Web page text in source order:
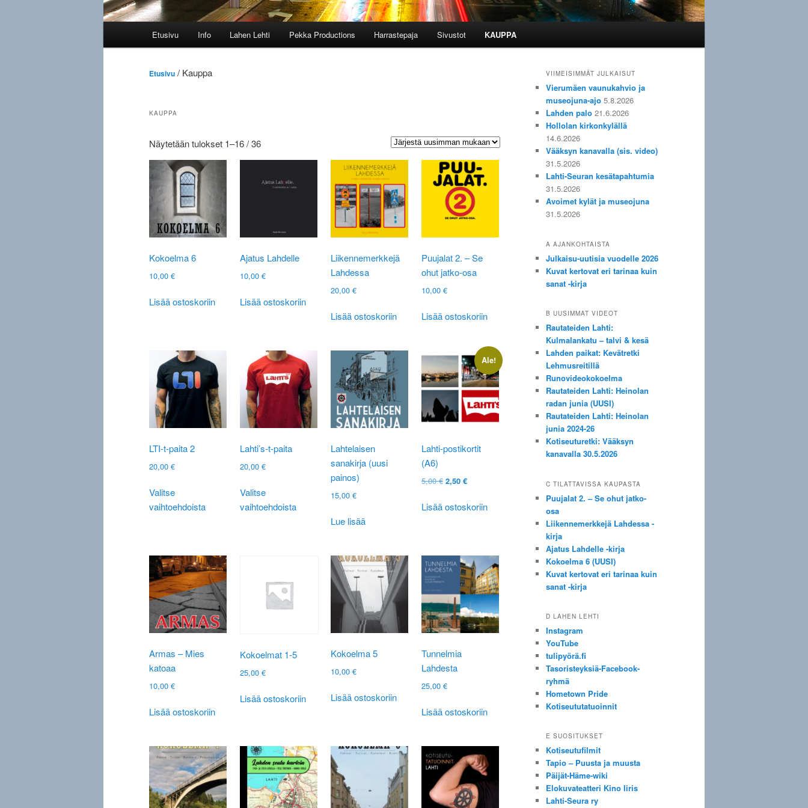
Etusivu Info Lahen Lehti Pekka Productions Harrastepaja Sivustot KAUPPA
Etusivu / Kauppa
KAUPPA
Näytetään tulokset 1–16 / 36Sorted
by
Kokoelma 6
10,00 €
Lisää ostoskoriin
Ajatus Lahdelle
10,00 €
Lisää ostoskoriin
Liikennemerkkejä
Lahdessa
20,00 €
Lisää ostoskoriin
Puujalat 2. – Se
ohut jatko-osa
10,00 €
Lisää ostoskoriin
LTI-t-paita 2
20,00 €
Valitse
vaihtoehdoista
tuotteella
Voit
tehdä
valinnat
tuotteen
sivulla.
Lahti’s-t-paita
20,00 €
Valitse
vaihtoehdoista
Tällä
tuotteella
useampi
Voit
tehdä
valinnat
tuotteen
sivulla.
Lahtelaisen
sanakirja (uusi
painos)
15,00 €
Lue lisää
Ale!
Lahti-postikortit
(A6)
5,00€ Alkuperäinen
oli:
2,50 €Nykyinen
on:
Lisää ostoskoriin
Armas – Mies
katoaa
10,00 €
Lisää ostoskoriin
Kokoelmat 1-5
25,00 €
Lisää ostoskoriin
Kokoelma 5
10,00 €
Lisää ostoskoriin
Tunnelmia
Lahdesta
25,00 €
Lisää ostoskoriin
VIIMEISIMMÄT JULKAISUT
Vierumäen vaunukahvio ja
museojuna-ajo 5.8.2026
Lahden palo 21.6.2026
Hollolan kirkonkylällä
14.6.2026
Vääksyn kanavalla (sis. video)
31.5.2026
Lahti-Seuran kesätapahtumia
31.5.2026
Avoimet kylät ja museojuna
31.5.2026
A AJANKOHTAISTA
Julkaisu-uutisia vuodelle 2026
Kuvat kertovat eri tarinaa kuin
sanat -kirja
B UUSIMMAT VIDEOT
Rautateiden Lahti:
Kulmalankatu – talvi & kesä
Lahden paikat: Kevätretki
Lehmusreitillä
Runovideokokoelma
Rautateiden Lahti: Heinolan
radan junia (UUSI)
Rautateiden Lahti: Heinolan
junia 2024-26
Kotiseuturetki: Vääksyn
kanavalla 30.5.2026
C TILATTAVISSA KAUPASTA
Puujalat 2. – Se ohut jatko-
osa
Liikennemerkkejä Lahdessa -
kirja
Ajatus Lahdelle -kirja
Kokoelma 6 (UUSI)
Kuvat kertovat eri tarinaa kuin
sanat -kirja
D LAHEN LEHTI
Instagram
YouTube
tulipyörä.fi
Tasoristeyksiä-Facebook-
ryhmä
Hometown Pride
Kotiseututatuoinnit
E SUOSITUKSET
Kotiseutufilmit
Tapio – Puusta ja muusta
Päijät-Häme-wiki
Elokuvateatteri Kino Iiris
Lahti-Seura ry